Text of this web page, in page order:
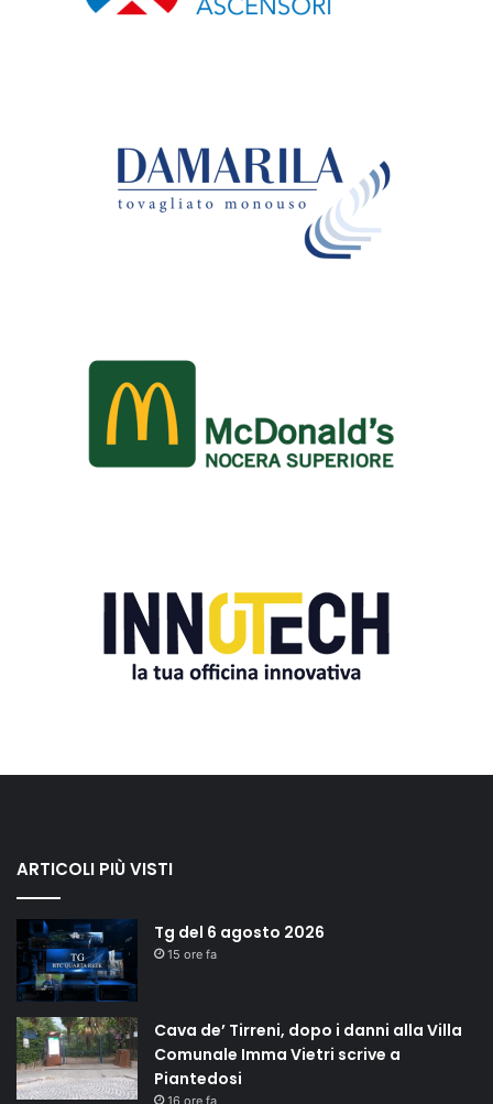
ARTICOLI PIÙ VISTI
Tg del 6 agosto 2026
15 ore fa
Cava de’ Tirreni, dopo i danni alla Villa
Comunale Imma Vietri scrive a
Piantedosi